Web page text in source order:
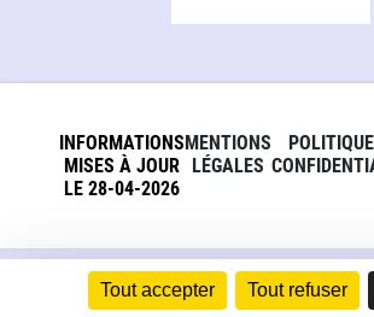
Tout accepter Tout refuser
INFORMATIONS
MISES À JOUR
LE 28-04-2026
MENTIONS
LÉGALES